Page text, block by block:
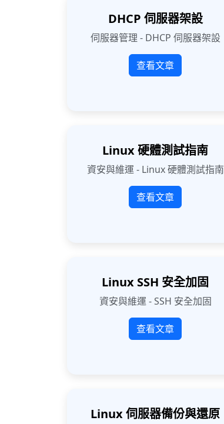
DHCP 伺服器架設
伺服器管理 - DHCP 伺服器架設
查看文章
Linux 硬體測試指南
資安與維運 - Linux 硬體測試指南
查看文章
Linux SSH 安全加固
資安與維運 - SSH 安全加固
查看文章
Linux 伺服器備份與還原